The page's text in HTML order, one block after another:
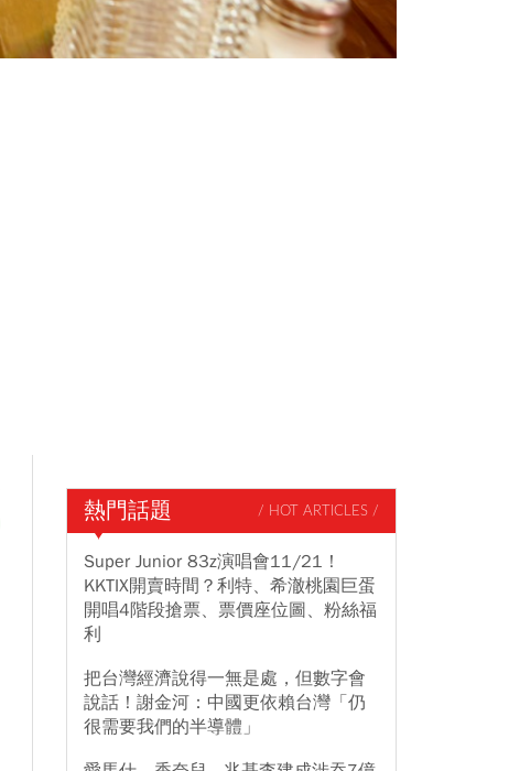
熱門話題 / HOT ARTICLES /
Super Junior 83z演唱會11/21！
KKTIX開賣時間？利特、希澈桃園巨蛋
開唱4階段搶票、票價座位圖、粉絲福
利
把台灣經濟說得一無是處，但數字會
說話！謝金河：中國更依賴台灣「仍
很需要我們的半導體」